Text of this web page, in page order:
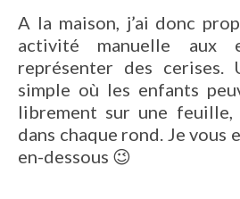
A la maison, j’ai donc
activité manuelle aux
représenter des cerises.
simple où les enfants
librement sur une
dans chaque rond. Je vous
en-dessous 😉